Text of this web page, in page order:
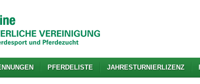
PFERDELISTE JAHRESTURNIERLIZENZ